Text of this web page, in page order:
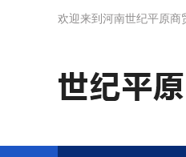
欢迎来到河南世纪平原商